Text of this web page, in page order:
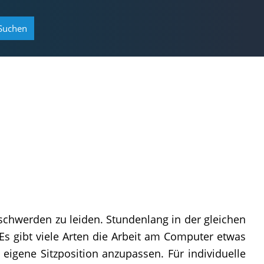
zu leiden. Stundenlang in der gleichen
gibt viele Arten die Arbeit am Computer etwas
Sitzposition anzupassen. Für individuelle